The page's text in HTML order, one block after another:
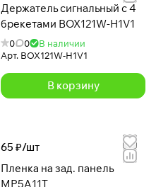
Держатель сигнальный с 4
брекетами BOX121W-H1V1
0 0
В наличии
Арт. BOX121W-H1V1
В корзину
65 ₽/шт
Пленка на зад. панель
MP5A11T